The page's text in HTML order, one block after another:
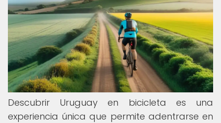
Descubrir Uruguay en bicicleta es una
experiencia única que permite adentrarse en